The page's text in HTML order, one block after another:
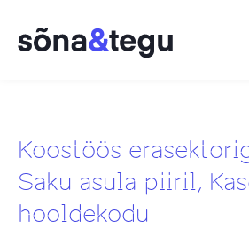
Koostöös
Saku asula piiril,
hooldekodu